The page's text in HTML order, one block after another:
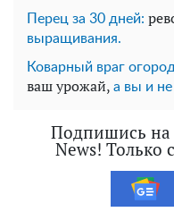
Перец за 30 дней:
выращивания.
Коварный враг
ваш урожай, а вы и не
Подпишись на
News! Только